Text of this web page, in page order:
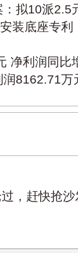
拟10派2.5
装底座专
净利润同比
8162.71
，赶快抢沙